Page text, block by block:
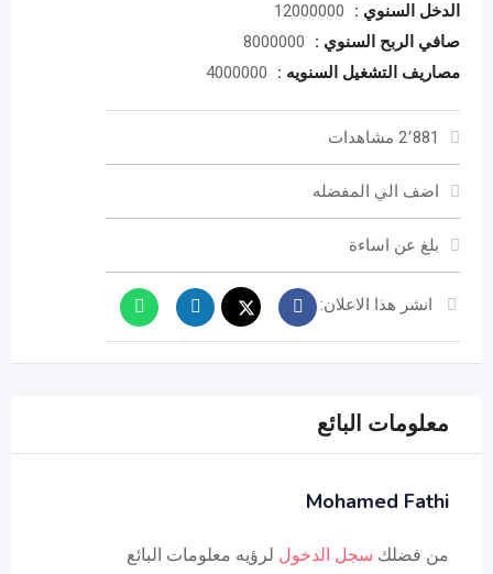
الدخل السنوي :
12000000
صافي الربح السنوي :
8000000
مصاريف التشغيل السنويه :
4000000
2٬881 مشاهدات
اضف الي المفضله
بلغ عن اساءة
انشر هذا الاعلان:
معلومات البائع
Mohamed Fathi
من فضلك سجل الدخول لرؤيه معلومات البائع